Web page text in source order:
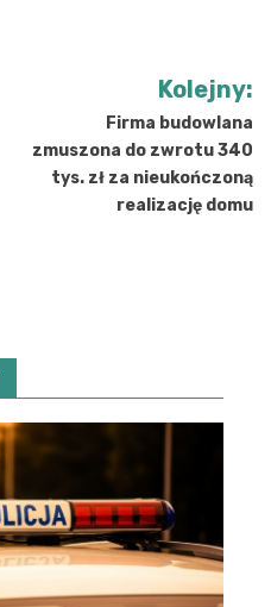
Kolejny:
Firma budowlana
zmuszona do zwrotu 340
tys. zł za nieukończoną
realizację domu